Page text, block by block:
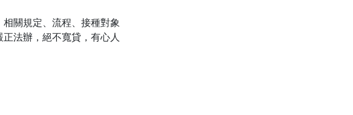
關規定、流程、接種對象
法辦，絕不寬貸，有心人